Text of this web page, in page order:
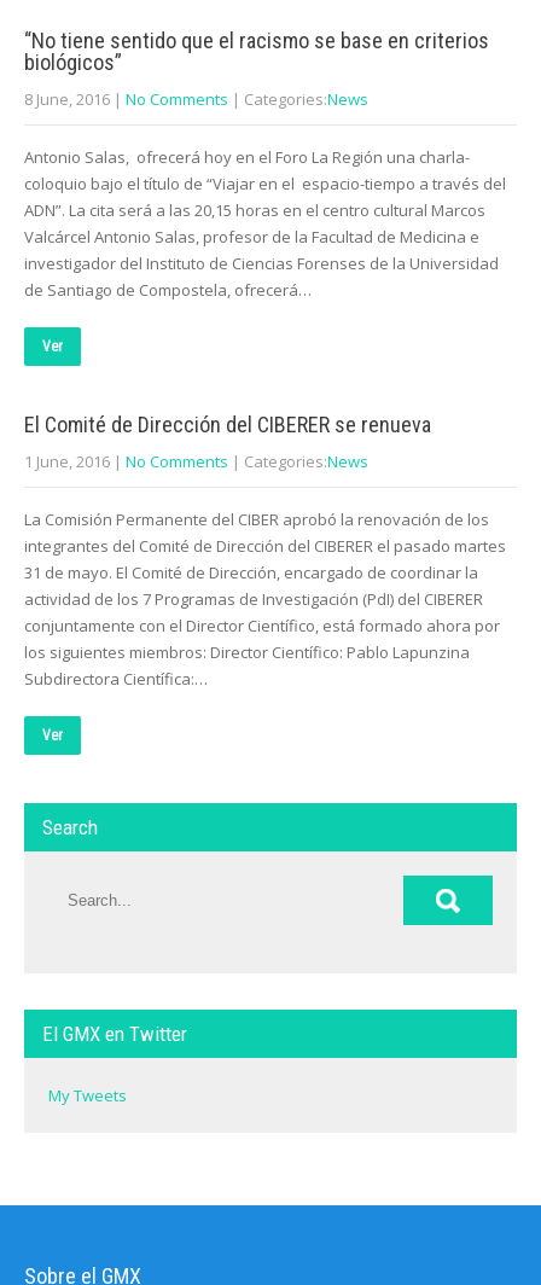
“No tiene sentido que el racismo se base en criterios
biológicos”
8 June, 2016 | No Comments | Categories:News
Antonio Salas, ofrecerá hoy en el Foro La Región una charla-
coloquio bajo el título de “Viajar en el espacio-tiempo a través del
ADN”. La cita será a las 20,15 horas en el centro cultural Marcos
Valcárcel Antonio Salas, profesor de la Facultad de Medicina e
investigador del Instituto de Ciencias Forenses de la Universidad
de Santiago de Compostela, ofrecerá…
Ver
El Comité de Dirección del CIBERER se renueva
1 June, 2016 | No Comments | Categories:News
La Comisión Permanente del CIBER aprobó la renovación de los
integrantes del Comité de Dirección del CIBERER el pasado martes
31 de mayo. El Comité de Dirección, encargado de coordinar la
actividad de los 7 Programas de Investigación (PdI) del CIBERER
conjuntamente con el Director Científico, está formado ahora por
los siguientes miembros: Director Científico: Pablo Lapunzina
Subdirectora Científica:…
Ver
Search
El GMX en Twitter
My Tweets
Sobre el GMX